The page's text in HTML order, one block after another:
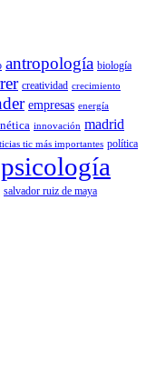
antropología biología
creatividad crecimiento
empresas energía
innovación madrid
tic más importantes política
psicología
salvador ruiz de maya